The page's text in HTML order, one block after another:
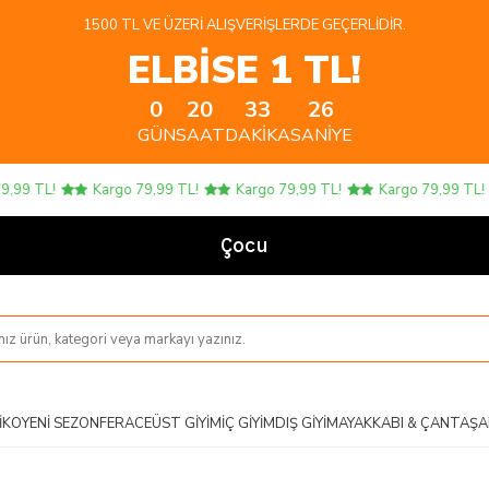
1500 TL VE ÜZERI ALIŞVERIŞLERDE GEÇERLIDIR.
ELBİSE 1 TL!
0
GÜN
20
SAAT
33
DAKIKA
26
SANIYE
Kargo 79,99 TL! Kargo 79,99 TL! Kargo 79,99 TL!
Çocuk Ürünl
YENI SEZONFERACEÜST GIYIMİÇ GIYIMDIŞ GIYIMAYAKKABI & ÇANTA